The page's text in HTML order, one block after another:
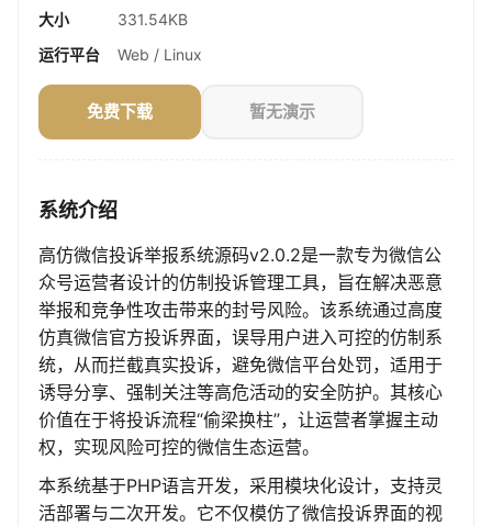
大小
331.54KB
运行平台
Web / Linux
免费下载 暂无演示
系统介绍
高仿微信投诉举报系统源码v2.0.2是一款专为微信公
众号运营者设计的仿制投诉管理工具，旨在解决恶意
举报和竞争性攻击带来的封号风险。该系统通过高度
仿真微信官方投诉界面，误导用户进入可控的仿制系
统，从而拦截真实投诉，避免微信平台处罚，适用于
诱导分享、强制关注等高危活动的安全防护。其核心
价值在于将投诉流程“偷梁换柱”，让运营者掌握主动
权，实现风险可控的微信生态运营。
本系统基于PHP语言开发，采用模块化设计，支持灵
活部署与二次开发。它不仅模仿了微信投诉界面的视